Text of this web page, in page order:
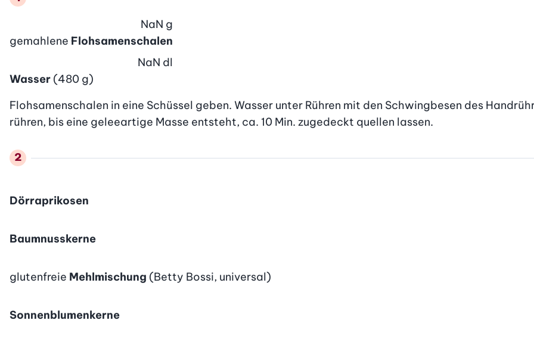
gemahlene Flohsamenschalen
NaN g
Wasser (480 g)
NaN dl
Flohsamenschalen in eine Schüssel geben. Wasser unter Rühren mit den Schwingbesen des
rühren, bis eine geleeartige Masse entsteht, ca. 10 Min. zugedeckt quellen lassen.
Dörraprikosen
Baumnusskerne
glutenfreie Mehlmischung (Betty Bossi, universal)
Sonnenblumenkerne